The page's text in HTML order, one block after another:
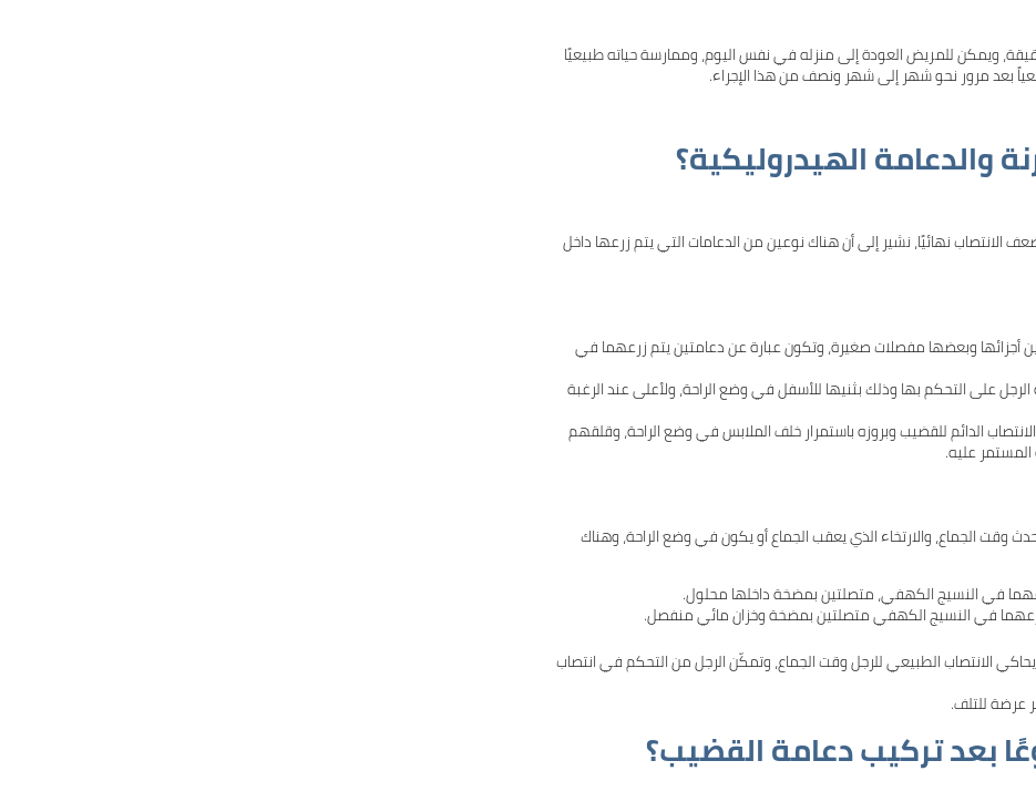
إلى أنها عملية بسيطة تستغرق مدة تتراوح من 45-60 دقيقة، ويمكن للمريض العودة إلى منزله في نفس اليوم، وممارسة حياته طبيعيًا
بعد مرور نحو شهر إلى شهر ونصف من هذا الإجراء.
والدعامة الهيدروليكية؟
نهائيًا، نشير إلى أن هناك نوعين من الدعامات التي يتم زرعها داخل
وبعضها مفصلات صغيرة، وتكون عبارة عن دعامتين يتم زرعهما في
على التحكم بها وذلك بثنيها للأسفل في وضع الراحة، ولأعلى عند الرغبة
الدائم للقضيب وبروزه باستمرار خلف الملابس في وضع الراحة، وقلقهم
عليه.
وقت الجماع، والارتخاء الذي يعقب الجماع أو يكون في وضع الراحة، وهناك
في النسيج الكهفي، متصلتين بمضخة داخلها محلول.
الانتصاب الطبيعي للرجل وقت الجماع، وتمكّن الرجل من التحكم في انتصاب
عرضة للتلف.
بعد تركيب دعامة القضيب؟